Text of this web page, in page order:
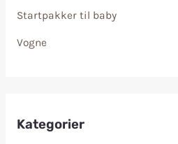
Startpakker til baby
Vogne
Kategorier